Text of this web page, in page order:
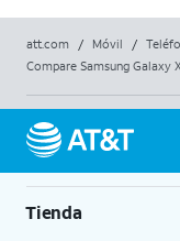
att.com / Móvil /
Compare Samsung Galaxy
Tienda